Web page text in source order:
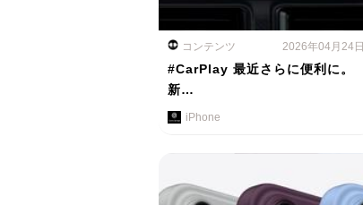
コンテンツ 2026年04月24日
#CarPlay 最近さらに便利に。
新…
iPhone